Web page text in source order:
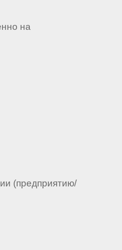
на
(предприятию/